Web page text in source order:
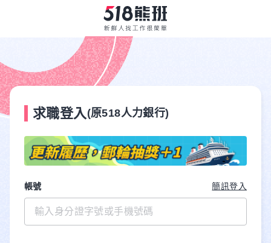
求職登入 (原518人力銀行)
帳號 簡訊登入